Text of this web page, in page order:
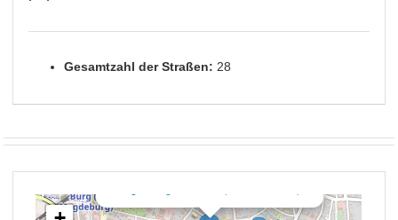
Gesamtzahl der Straßen: 28